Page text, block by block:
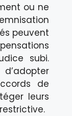
ou ne
peuvent
subi.
de
leurs